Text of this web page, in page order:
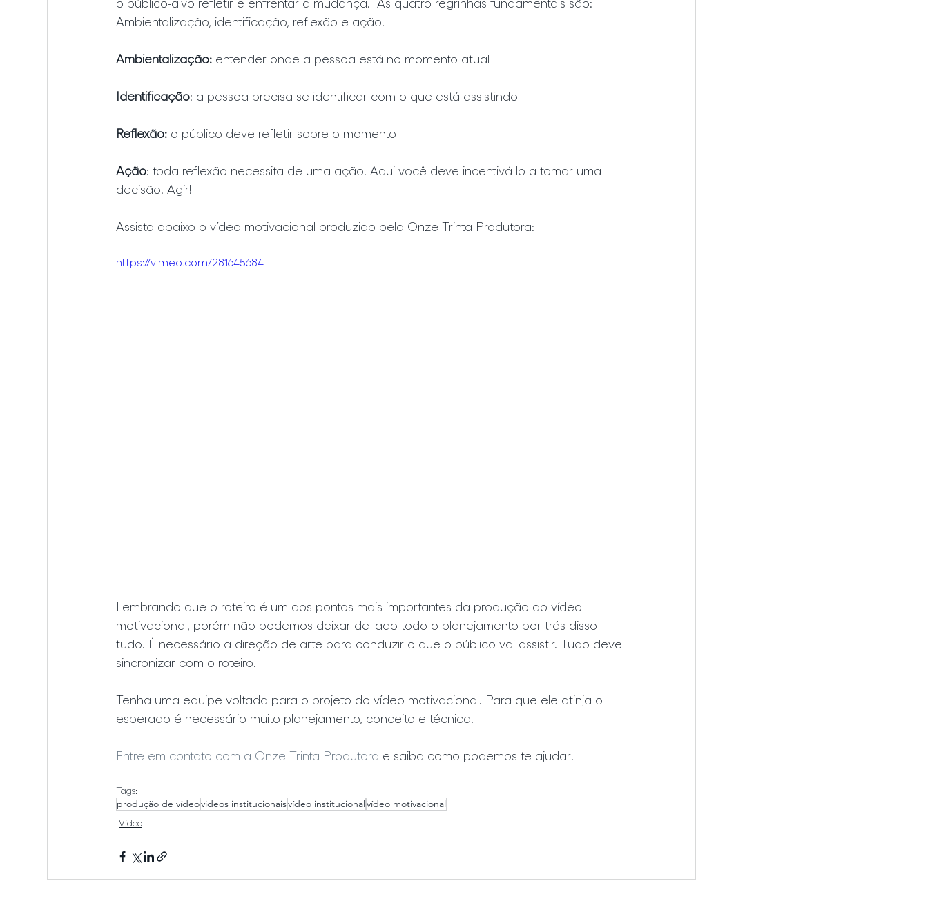
Ambientalização, identificação, reflexão e ação.
Ambientalização: entender onde a pessoa está no momento atual
Identificação: a pessoa precisa se identificar com o que está assistindo
Reflexão: o público deve refletir sobre o momento
Ação: toda reflexão necessita de uma ação. Aqui você deve incentivá-lo a tomar uma
decisão. Agir!
Assista abaixo o vídeo motivacional produzido pela Onze Trinta Produtora:
https://vimeo.com/281645684
Lembrando que o roteiro é um dos pontos mais importantes da produção do vídeo
motivacional, porém não podemos deixar de lado todo o planejamento por trás disso
tudo. É necessário a direção de arte para conduzir o que o público vai assistir. Tudo deve
sincronizar com o roteiro.
Tenha uma equipe voltada para o projeto do vídeo motivacional. Para que ele atinja o
esperado é necessário muito planejamento, conceito e técnica.
Entre em contato com a Onze Trinta Produtora e saiba como podemos te ajudar!
Tags:
produção de vídeovideos institucionaisvídeo institucionalvídeo motivacional
Vídeo